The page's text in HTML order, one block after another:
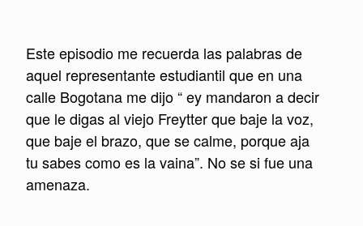
Este episodio me recuerda las palabras de
aquel representante estudiantil que en una
calle Bogotana me dijo “ ey mandaron a decir
que le digas al viejo Freytter que baje la voz,
que baje el brazo, que se calme, porque aja
tu sabes como es la vaina”. No se si fue una
amenaza.